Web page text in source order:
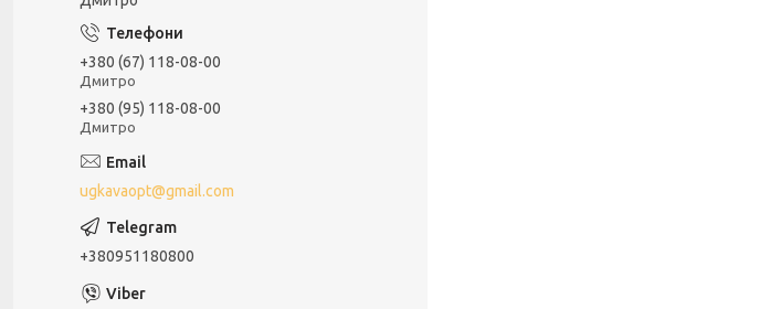
+380 (67) 118-08-00
Дмитро
+380 (95) 118-08-00
Дмитро
ugkavaopt@gmail.com
+380951180800